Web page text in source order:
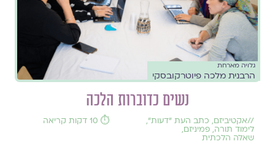
גלויה מארחת
הרבנית מלכה פיוטרקובסקי
נשים כדוברות הלכה
//אקטיביזם, כתב העת ״דעות״,
לימוד תורה, פמיניזם,
שאלה הלכתית
⏱️ 10 דקות קריאה